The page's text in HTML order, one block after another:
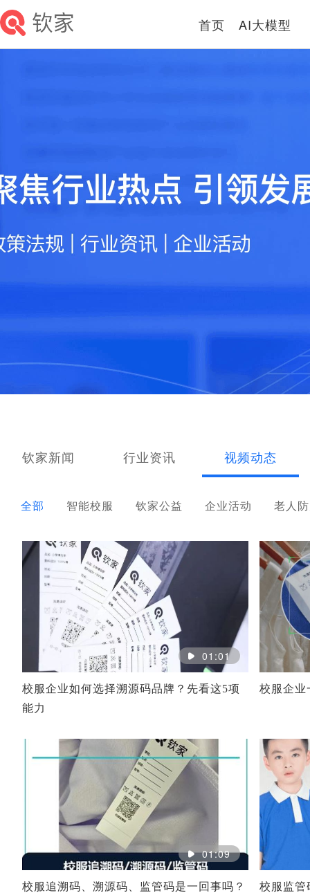
首页 AI大模型
钦家新闻 行业资讯 视频动态
全部 智能校服 钦家公益 企业活动 老人
01:01
校服企业如何选择溯源码品牌？先看这5项
能力
校服企业
01:09
校服追溯码、溯源码、监管码是一回事吗？
校服监管